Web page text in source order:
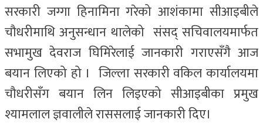
सरकारी जग्गा हिनामिना गरेको आशंकामा सीआइबीले
चौधरीमाथि अनुसन्धान थालेको संसद् सचिवालयमार्फत
सभामुख देवराज घिमिरेलाई जानकारी गराएसँगै आज
बयान लिएको हो । जिल्ला सरकारी वकिल कार्यालयमा
चौधरीसँग बयान लिन लिइएको सीआइबीका प्रमुख
श्यामलाल ज्ञवालीले राससलाई जानकारी दिए।